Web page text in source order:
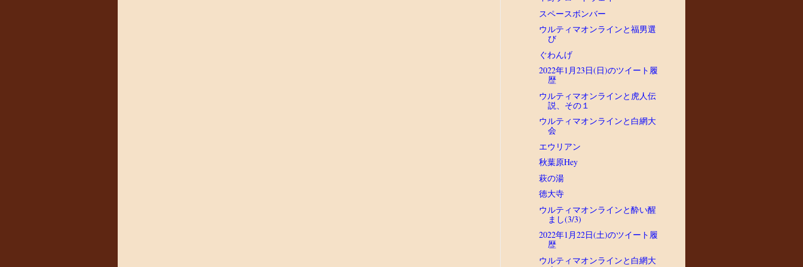
スペースボンバー
ウルティマオンラインと福男選
び
ぐわんげ
2022年1月23日(日)のツイート履
歴
ウルティマオンラインと虎人伝
説、その１
ウルティマオンラインと白網大
会
エウリアン
秋葉原Hey
萩の湯
徳大寺
ウルティマオンラインと酔い醒
まし(3/3)
2022年1月22日(土)のツイート履
歴
ウルティマオンラインと白網大